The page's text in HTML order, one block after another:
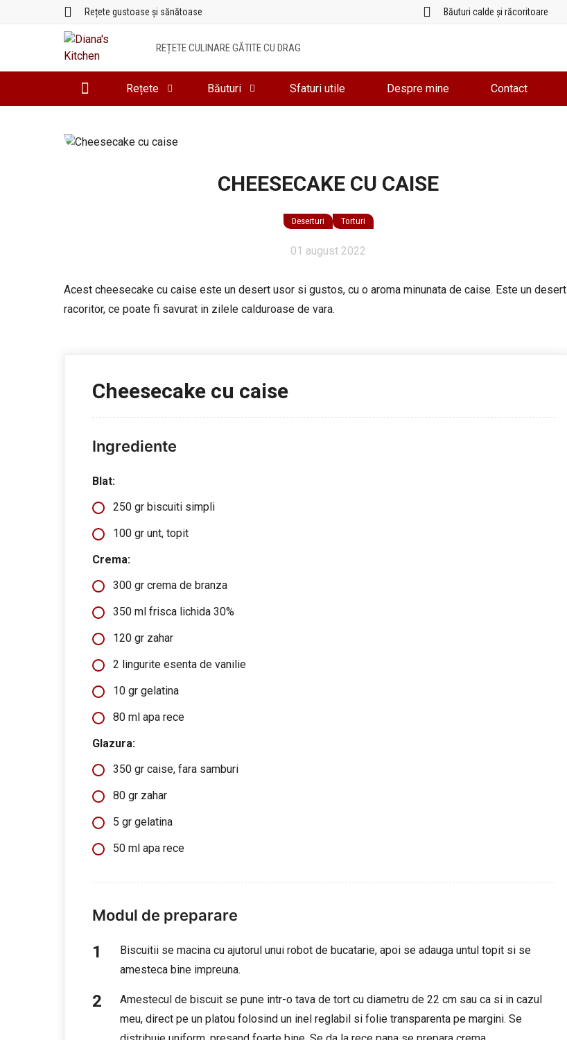
Rețete gustoase și sănătoase Băuturi calde și răcoritoare
REȚETE CULINARE GĂTITE CU DRAG
Rețete Băuturi Sfaturi utile Despre mine Contact
CHEESECAKE CU CAISE
Deserturi Torturi
01 august 2022
Acest cheesecake cu caise este un desert usor si gustos, cu o aroma minunata de caise. Este un desert
racoritor, ce poate fi savurat in zilele calduroase de vara.
Cheesecake cu caise
Ingrediente
Blat:
250 gr biscuiti simpli
100 gr unt, topit
Crema:
300 gr crema de branza
350 ml frisca lichida 30%
120 gr zahar
2 lingurite esenta de vanilie
10 gr gelatina
80 ml apa rece
Glazura:
350 gr caise, fara samburi
80 gr zahar
5 gr gelatina
50 ml apa rece
Modul de preparare
Biscuitii se macina cu ajutorul unui robot de bucatarie, apoi se adauga untul topit si se
amesteca bine impreuna.
Amestecul de biscuit se pune intr-o tava de tort cu diametru de 22 cm sau ca si in cazul
meu, direct pe un platou folosind un inel reglabil si folie transparenta pe margini. Se